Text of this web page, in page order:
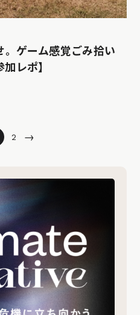
。ゲーム感覚ごみ拾い
レポ】
2 →